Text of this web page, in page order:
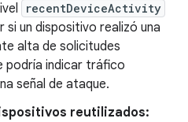
recentDeviceActivity
si un dispositivo realizó una
alta de solicitudes
podría indicar tráfico
señal de ataque.
reutilizados: